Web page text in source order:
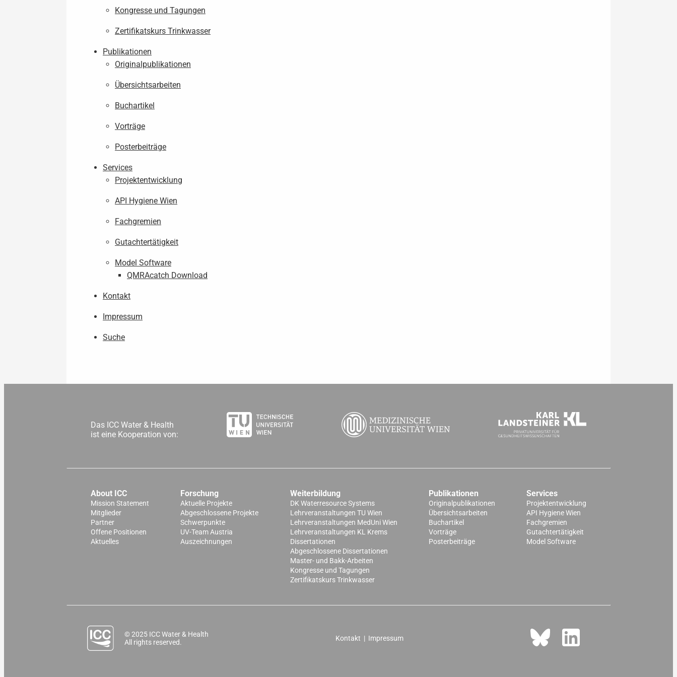
Kongresse und Tagungen
Zertifikatskurs Trinkwasser
Publikationen
Originalpublikationen
Übersichtsarbeiten
Buchartikel
Vorträge
Posterbeiträge
Services
Projektentwicklung
API Hygiene Wien
Fachgremien
Gutachtertätigkeit
Model Software
QMRAcatch Download
Kontakt
Impressum
Suche
Das ICC Water & Health
ist eine Kooperation von:
About ICC
Mission Statement
Mitglieder
Partner
Offene Positionen
Aktuelles
Forschung
Aktuelle Projekte
Abgeschlossene Projekte
Schwerpunkte
UV-Team Austria
Auszeichnungen
Weiterbildung
DK Waterresource Systems
Lehrveranstaltungen TU Wien
Lehrveranstaltungen MedUni Wien
Lehrveranstaltungen KL Krems
Dissertationen
Abgeschlossene Dissertationen
Master- und Bakk-Arbeiten
Kongresse und Tagungen
Zertifikatskurs Trinkwasser
Publikationen
Originalpublikationen
Übersichtsarbeiten
Buchartikel
Vorträge
Posterbeiträge
Services
Projektentwicklung
API Hygiene Wien
Fachgremien
Gutachtertätigkeit
Model Software
© 2025 ICC Water & Health
All rights reserved.
Kontakt | Impressum